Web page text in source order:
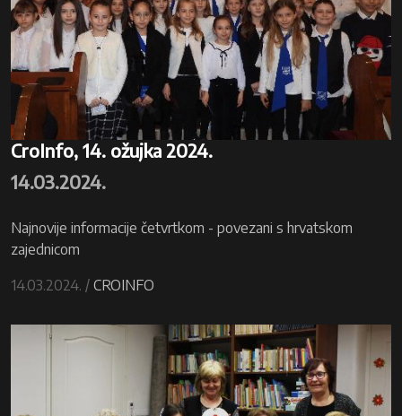
CroInfo, 14. ožujka 2024.
14.03.2024.
Najnovije informacije četvrtkom - povezani s hrvatskom
zajednicom
14.03.2024. / CROINFO